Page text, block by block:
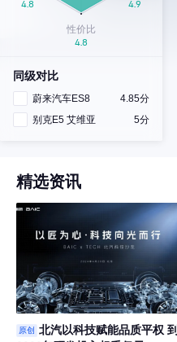
同级对比
蔚来汽车ES8
4.85分
别克E5 艾维亚
5分
精选资讯
原创
北汽以科技赋能品质平权 到